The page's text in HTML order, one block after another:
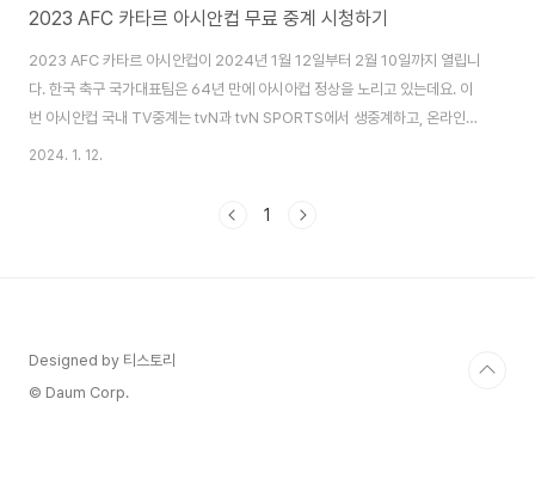
2023 AFC 카타르 아시안컵 무료 중계 시청하기
2023 AFC 카타르 아시안컵이 2024년 1월 12일부터 2월 10일까지 열립니
다. 한국 축구 국가대표팀은 64년 만에 아시아컵 정상을 노리고 있는데요. 이
번 아시안컵 국내 TV중계는 tvN과 tvN SPORTS에서 생중계하고, 온라인은
티빙(TVING)과 쿠팡플레이를 통해 생중계 할 예정입니다. 특별히 함께 모여
용 끝까지 살펴 보시기 바랍니다. tvN, tvN SPORTS 무료 중계 2023 AFC
2024. 1. 12.
1
Designed by 티스토리
© Daum Corp.